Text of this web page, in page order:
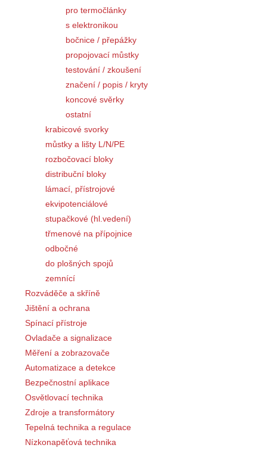
pro termočlánky
s elektronikou
bočnice / přepážky
propojovací můstky
testování / zkoušení
značení / popis / kryty
koncové svěrky
ostatní
krabicové svorky
můstky a lišty L/N/PE
rozbočovací bloky
distribuční bloky
lámací, přístrojové
ekvipotenciálové
stupačkové (hl.vedení)
třmenové na přípojnice
odbočné
do plošných spojů
zemnící
Rozváděče a skříně
Jištění a ochrana
Spínací přístroje
Ovladače a signalizace
Měření a zobrazovače
Automatizace a detekce
Bezpečnostní aplikace
Osvětlovací technika
Zdroje a transformátory
Tepelná technika a regulace
Nízkonapěťová technika